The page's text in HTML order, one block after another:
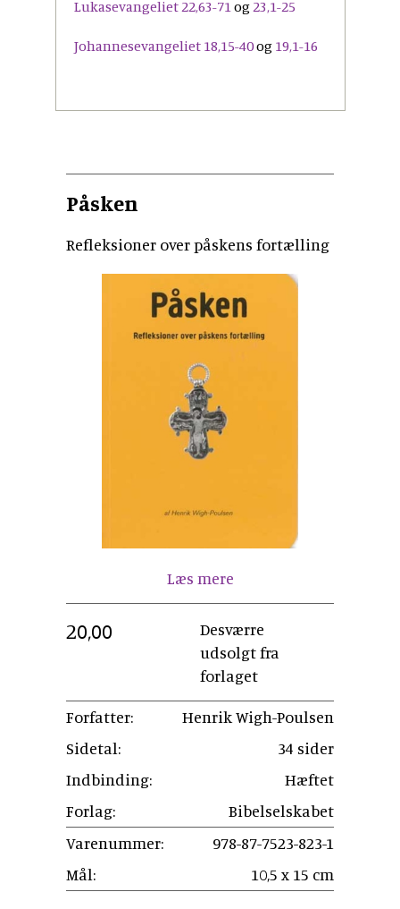
Lukasevangeliet 22,63-71 og 23,1-25
Johannesevangeliet 18,15-40og 19,1-16
Påsken
Refleksioner over påskens fortælling
Læs mere
20,00
Desværre
udsolgt fra
forlaget
Forfatter:
Henrik Wigh-Poulsen
Sidetal:
34 sider
Indbinding:
Hæftet
Forlag:
Bibelselskabet
Varenummer:
978-87-7523-823-1
Mål:
10,5 x 15 cm